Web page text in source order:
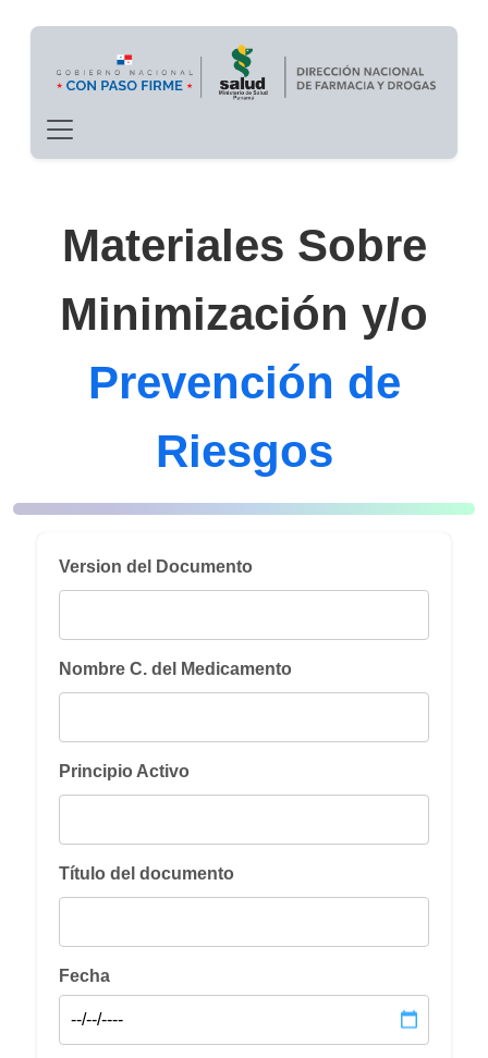
Pasar al contenido principal
Main navigation
Materiales Sobre
Minimización y/o
Prevención de
Riesgos
Version del Documento
Nombre C. del Medicamento
Principio Activo
Título del documento
Fecha